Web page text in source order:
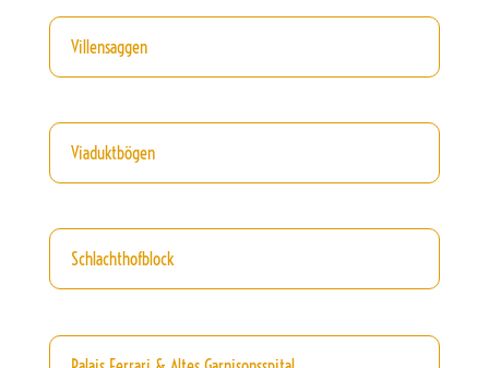
Villensaggen
Viaduktbögen
Schlachthofblock